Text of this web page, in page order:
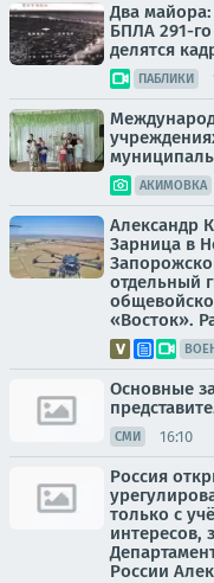
Два
БПЛА 291-
делятся
ПАБЛИКИ
АКИМОВКА
Александр
Зарница в
отдельный
«Восток».
Основные
СМИ 16:10
Россия
только с
интересов,
России